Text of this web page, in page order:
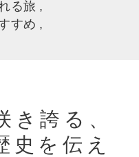
る旅
すめ
き誇る、
史を伝え